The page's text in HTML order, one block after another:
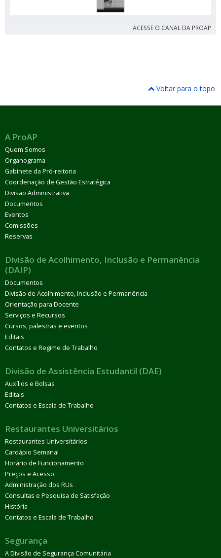
ACESSE O CANAL DA PROAP
Voltar para o topo
A ProAP
Quem Somos
Organograma
Gabinete da Pró-reitoria
Coordenação de Gestão Estratégica
Divisão Administrativa
Documentos
Eventos
Comissões
Reservas
Divisão de Acolhimento, Inclusão e Permanência
(DAIP)
Documentos
Divisão de Acolhimento, Inclusão e Permanência
Orientação para Docente
Serviços e Recursos
Cursos, palestras e eventos
Editais
Contatos e Regime de Trabalho
Divisão de Assistência Estudantil (DAE)
Auxílios e Bolsas
Editais
Contatos e Escala de Trabalho
Restaurantes Universitários
Restaurantes Universitários
Cardápio Semanal
Horário de Funcionamento
Preços e Acesso
Administração dos RUs
Consultas e Pesquisa de Satisfação
História
Contatos e Escala de Trabalho
Segurança
A Divisão de Segurança Comunitária